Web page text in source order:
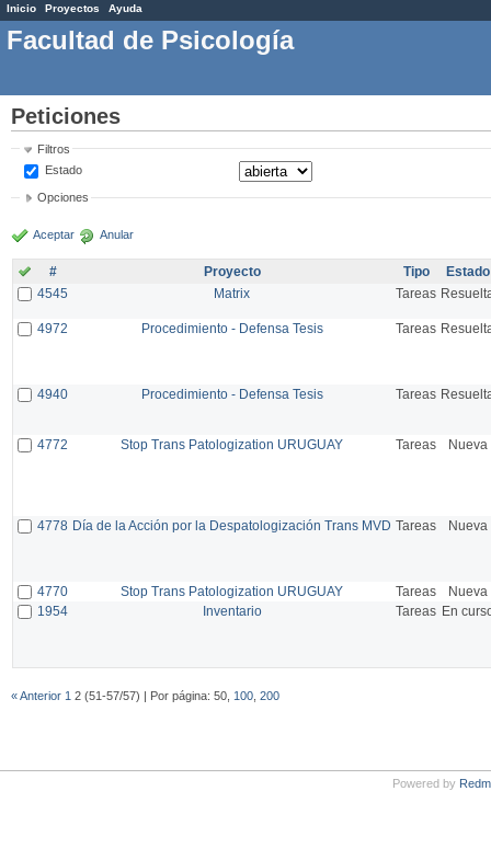
Inicio Proyectos Ayuda
Facultad de Psicología
Peticiones
Filtros
Estado
Opciones
Aceptar Anular
# Proyecto Tipo
Estado
4545
Matrix Tareas
4972 Procedimiento - Defensa Tesis Tareas
4940 Procedimiento - Defensa Tesis Tareas
4772 Stop Trans Patologization URUGUAY Tareas Nueva
4778 Día de la Acción por la Despatologización Trans MVD Tareas Nueva
4770 Stop Trans Patologization URUGUAY Tareas
Nueva
1954
Inventario Tareas En
« Anterior 1 2 (51-57/57) | Por página: 50, 100 200
Powered by